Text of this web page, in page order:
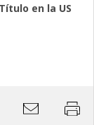
en la US